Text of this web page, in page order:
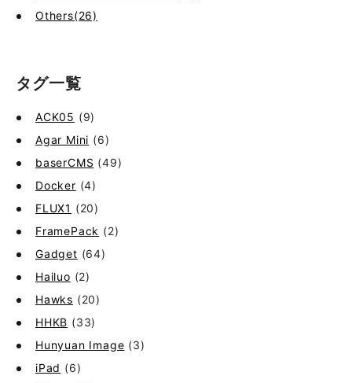
Others(26)
タグ一覧
ACK05 (9)
Agar Mini (6)
baserCMS (49)
Docker (4)
FLUX1 (20)
FramePack (2)
Gadget (64)
Hailuo (2)
Hawks (20)
HHKB (33)
Hunyuan Image (3)
iPad (6)